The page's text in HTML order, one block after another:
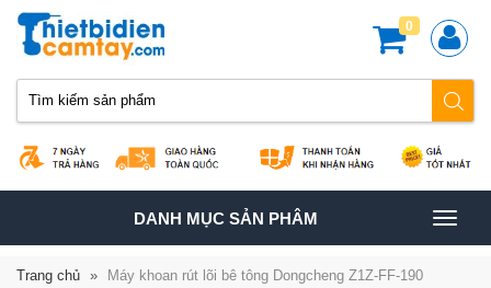
0
TOGGLE
NAVIGATION
DANH MỤC SẢN PHÂM
Trang chủ » Máy khoan rút lõi bê tông Dongcheng Z1Z-FF-190